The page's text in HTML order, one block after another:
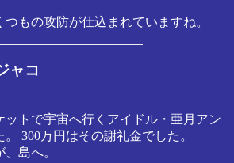
つもの攻防が仕込まれていますね。
ャコ
ットで宇宙へ行くアイドル・亜月アン
300万円はその謝礼金でした。
島へ。